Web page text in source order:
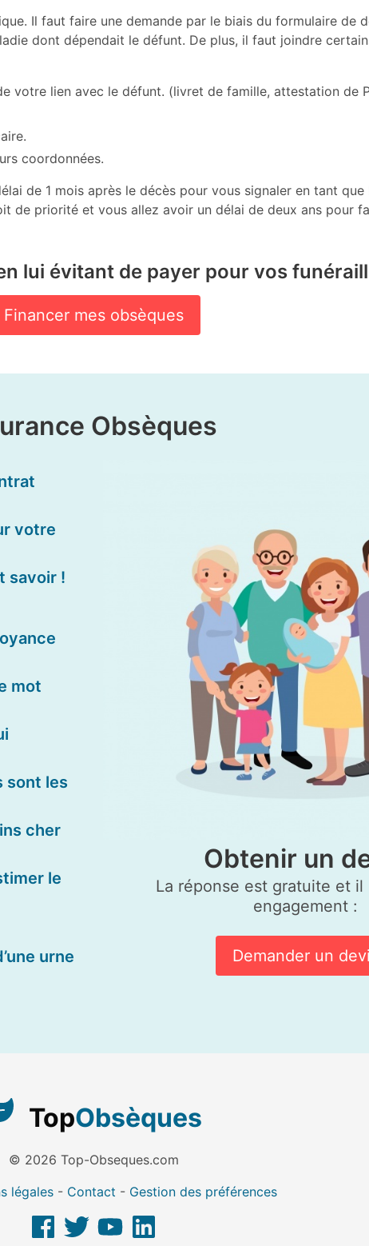
Il faut faire une demande par le biais du formulaire de
dont dépendait le défunt. De plus, il faut joindre
votre lien avec le défunt. (livret de famille, attestation de
coordonnées.
de 1 mois après le décès pour vous signaler en tant
de priorité et vous allez avoir un délai de deux ans pour
lui évitant de payer pour vos
Financer mes obsèques
Obsèques
votre
savoir !
mot
sont les
cher
le
urne
Obtenir un
La réponse est gratuite et il
engagement :
Demander un
TopObsèques
© 2026 Top-Obseques.com
légales - Contact - Gestion des préférences